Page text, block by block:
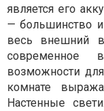
является его
— большинство
весь внешний
современное
возможности
комнате
Настенные